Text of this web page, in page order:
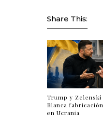
Share This:
Trump y Zelenski
Blanca
en Ucrania